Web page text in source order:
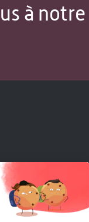
à
Sciences de
des connaissances